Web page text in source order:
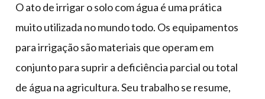
lonas
multiúso
O ato de irrigar o solo com água é uma prática
muito utilizada no mundo todo. Os equipamentos
para irrigação são materiais que operam em
conjunto para suprir a deficiência parcial ou total
de água na agricultura. Seu trabalho se resume,